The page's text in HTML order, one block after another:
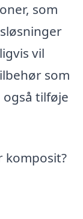
som
vil
som
også tilføje
komposit?